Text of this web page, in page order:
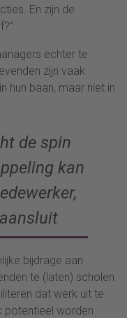
En zijn de
echter te
zijn vaak
hun baan, maar niet in
de spin
kan
bijdrage aan
te (laten) scholen
dat werk uit te
potentieel worden